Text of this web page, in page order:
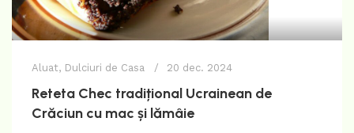
Aluat, Dulciuri de Casa 20 dec. 2024
Reteta Chec tradițional Ucrainean de
Crăciun cu mac și lămâie